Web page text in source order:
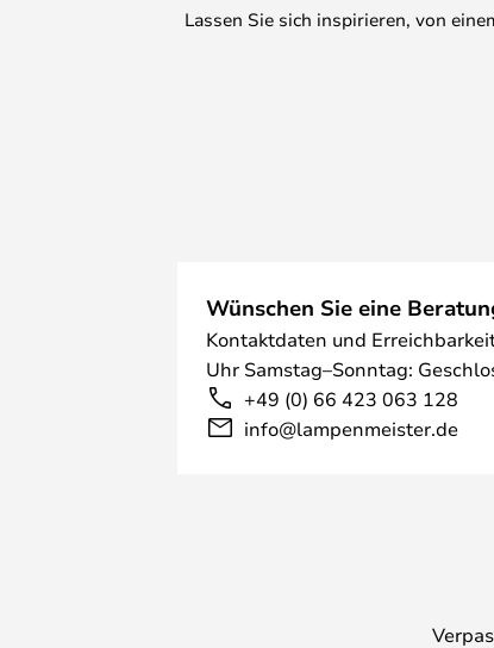
Lassen Sie sich inspirieren, von
Wünschen Sie eine
Kontaktdaten und
Uhr Samstag–Sonntag:
+49 (0) 66 423 063 128
info@lampenmeister.de